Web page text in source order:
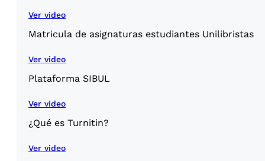
Ver video
Matricula de asignaturas estudiantes Unilibristas
Ver video
Plataforma SIBUL
Ver video
¿Qué es Turnitin?
Ver video